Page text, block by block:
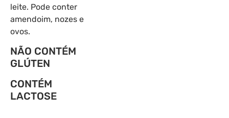
leite. Pode conter
amendoim, nozes e
ovos.
NÃO CONTÉM
GLÚTEN
CONTÉM
LACTOSE